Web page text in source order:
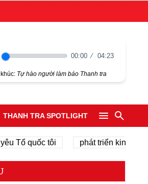
00:00 04:23
Tự hào người làm báo Thanh tra
THANH TRA SPOTLIGHT
quốc tôi phát triển kinh tế tư nhân